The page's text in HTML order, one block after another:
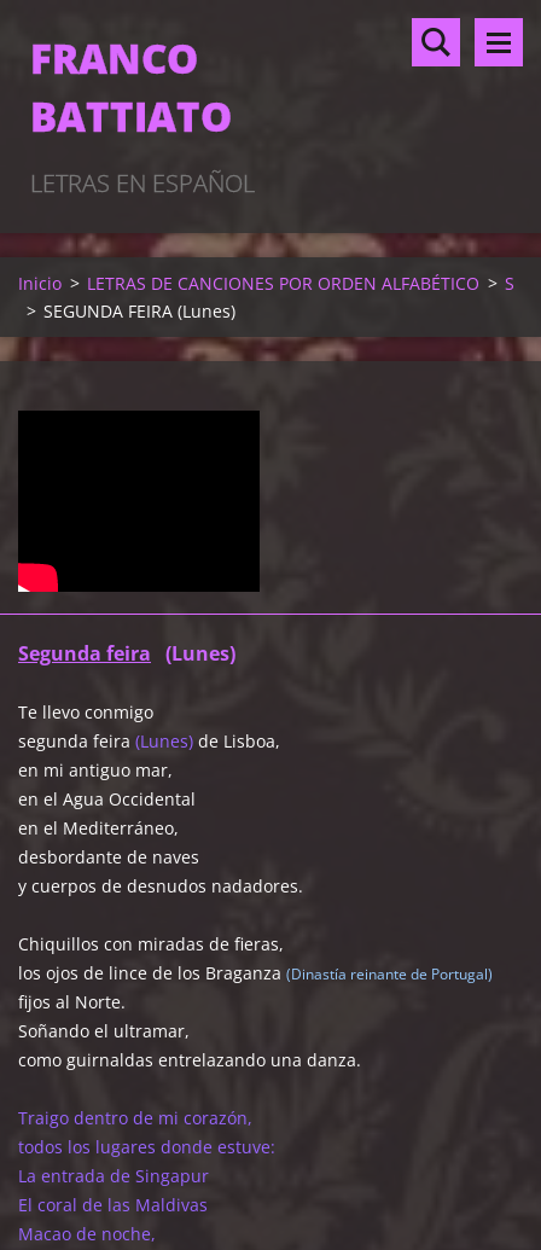
FRANCO
BATTIATO
LETRAS EN ESPAÑOL
Inicio > LETRAS DE CANCIONES POR ORDEN ALFABÉTICO > S
> SEGUNDA FEIRA (Lunes)
Segunda feira (Lunes)
Te llevo conmigo
segunda feira (Lunes) de Lisboa,
en mi antiguo mar,
en el Agua Occidental
en el Mediterráneo,
desbordante de naves
y cuerpos de desnudos nadadores.
Chiquillos con miradas de fieras,
los ojos de lince de los Braganza (Dinastía reinante de Portugal)
fijos al Norte.
Soñando el ultramar,
como guirnaldas entrelazando una danza.
Traigo dentro de mi corazón,
todos los lugares donde estuve:
La entrada de Singapur
El coral de las Maldivas
Macao de noche,